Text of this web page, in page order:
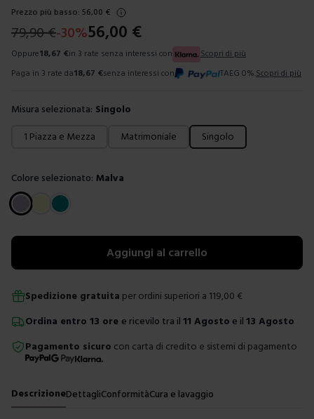
Prezzo più basso: 56,00 €
79,90€-30%56,00 €
Oppure18,67 €in 3 rate senza interessi con
Scopri di più
Paga in 3 rate da18,67 €senza interessi con TAEG 0%. Scopri di più
Misura selezionata: Singolo
Scegli una misura
1 Piazza e Mezza Matrimoniale Singolo
Colore selezionato: Malva
Scegli un colore
Aggiungi al carrello
Spedizione gratuita per ordini superiori a 119,00 €
Ordina entro 13 ore e ricevilo tra il 11 Agosto e il 13 Agosto
Pagamento sicuro con carta di credito e sistemi di pagamento
DescrizioneDettagliConformitàCura e lavaggio